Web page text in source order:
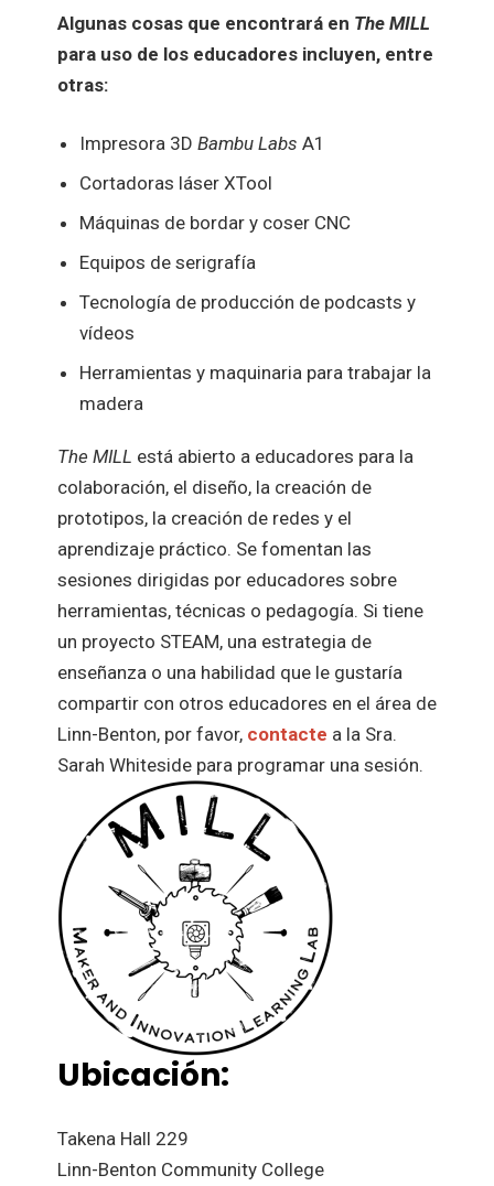
Algunas cosas que encontrará en The MILL
para uso de los educadores incluyen, entre
otras:
Impresora 3D Bambu Labs A1
Cortadoras láser XTool
Máquinas de bordar y coser CNC
Equipos de serigrafía
Tecnología de producción de podcasts y
vídeos
Herramientas y maquinaria para trabajar la
madera
The MILL está abierto a educadores para la
colaboración, el diseño, la creación de
prototipos, la creación de redes y el
aprendizaje práctico. Se fomentan las
sesiones dirigidas por educadores sobre
herramientas, técnicas o pedagogía. Si tiene
un proyecto STEAM, una estrategia de
enseñanza o una habilidad que le gustaría
compartir con otros educadores en el área de
Linn-Benton, por favor, contacte a la Sra.
Sarah Whiteside para programar una sesión.
Ubicación:
Takena Hall 229
Linn-Benton Community College